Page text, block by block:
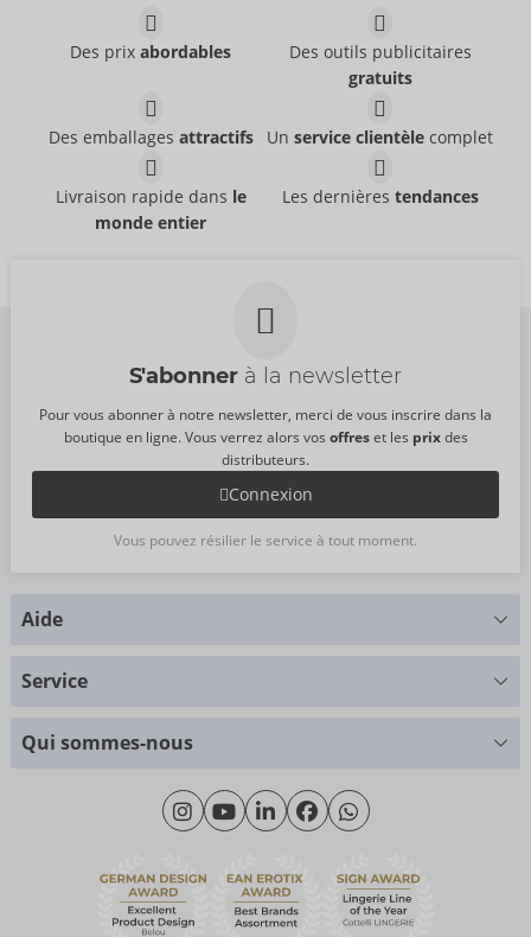
04173270000
Mister Size
137,70 €
60 mm
04173860000
64 mm
Des prixabordables
Des outils publicitaires
gratuits
Des emballages attractifs Unservice clientèle complet
Livraison rapide dans le
monde entier
Les dernières tendances
S'abonner à la newsletter
Pour vous abonner à notre newsletter, merci de vous inscrire dans la
boutique en ligne. Vous verrez alors vos offreset les prixdes
distributeurs.
Connexion
Vous pouvez résilier le service à tout moment.
Aide
+49 (0)461 50 40 308
Lundi - Jeudi: 09h00 - 16h00
Vendredi: 09h00 - 15h00
Service client
Questions fréquemment posées (FAQ)
Service
Tableau des tailles
Qui sommes-nous
Qui sommes-nous
Durabilité
eroFame